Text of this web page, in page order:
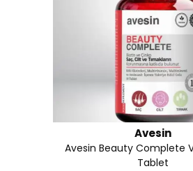
Avesin
Avesin Beauty Complete
Tablet